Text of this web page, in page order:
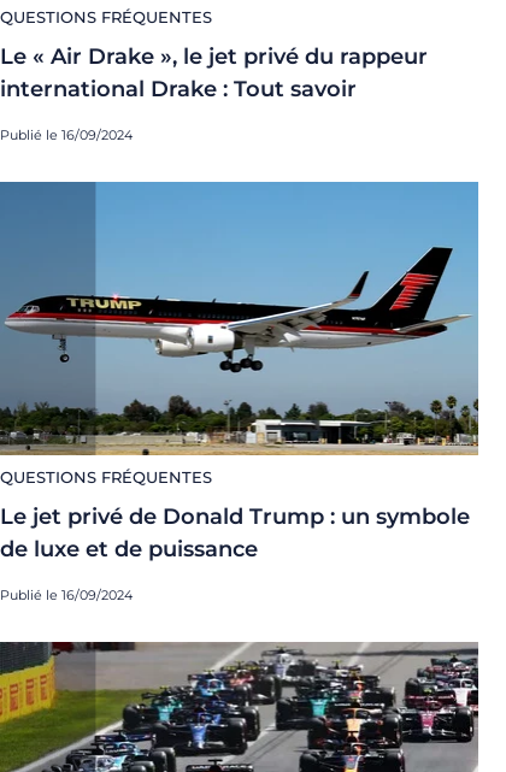
QUESTIONS FRÉQUENTES
Le « Air Drake », le jet privé du rappeur
international Drake : Tout savoir
Publié le 16/09/2024
QUESTIONS FRÉQUENTES
Le jet privé de Donald Trump : un symbole
de luxe et de puissance
Publié le 16/09/2024